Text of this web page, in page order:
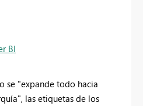
BI
se "expande todo hacia
las etiquetas de los